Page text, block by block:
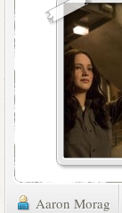
Aaron Morag